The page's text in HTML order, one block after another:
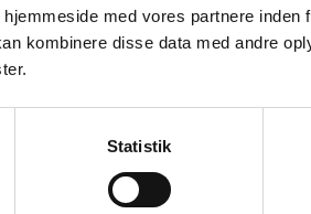
med vores partnere inden
kombinere disse data med andre
Statistik
appellation skal ofte nydes som helt unge,
er rødvin – resten er Rosé.
fik den sin første AOC tilbage i 1937.